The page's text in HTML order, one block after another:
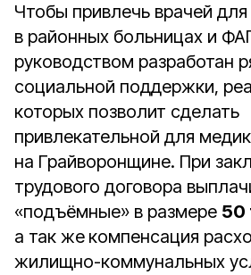
Чтобы привлечь врачей
в районных больницах и
руководством разработан
социальной поддержки,
которых позволит сделать
привлекательной для
на Грайворонщине. При
трудового договора
«подъёмные» в размере 50
а так же компенсация
жилищно-коммунальных